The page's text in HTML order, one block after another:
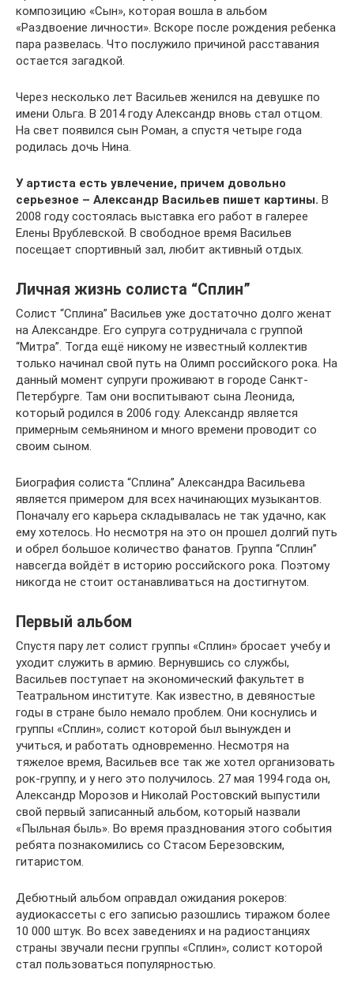
композицию «Сын», которая вошла в альбом
«Раздвоение личности». Вскоре после рождения ребенка
пара развелась. Что послужило причиной расставания
остается загадкой.
Через несколько лет Васильев женился на девушке по
имени Ольга. В 2014 году Александр вновь стал отцом.
На свет появился сын Роман, а спустя четыре года
родилась дочь Нина.
У артиста есть увлечение, причем довольно
серьезное – Александр Васильев пишет картины. В
2008 году состоялась выставка его работ в галерее
Елены Врублевской. В свободное время Васильев
посещает спортивный зал, любит активный отдых.
Личная жизнь солиста “Сплин”
Солист “Сплина” Васильев уже достаточно долго женат
на Александре. Его супруга сотрудничала с группой
“Митра”. Тогда ещё никому не известный коллектив
только начинал свой путь на Олимп российского рока. На
данный момент супруги проживают в городе Санкт-
Петербурге. Там они воспитывают сына Леонида,
который родился в 2006 году. Александр является
примерным семьянином и много времени проводит со
своим сыном.
Биография солиста “Сплина” Александра Васильева
является примером для всех начинающих музыкантов.
Поначалу его карьера складывалась не так удачно, как
ему хотелось. Но несмотря на это он прошел долгий путь
и обрел большое количество фанатов. Группа “Сплин”
навсегда войдёт в историю российского рока. Поэтому
никогда не стоит останавливаться на достигнутом.
Первый альбом
Спустя пару лет солист группы «Сплин» бросает учебу и
уходит служить в армию. Вернувшись со службы,
Васильев поступает на экономический факультет в
Театральном институте. Как известно, в девяностые
годы в стране было немало проблем. Они коснулись и
группы «Сплин», солист которой был вынужден и
учиться, и работать одновременно. Несмотря на
тяжелое время, Васильев все так же хотел организовать
рок-группу, и у него это получилось. 27 мая 1994 года он,
Александр Морозов и Николай Ростовский выпустили
свой первый записанный альбом, который назвали
«Пыльная быль». Во время празднования этого события
ребята познакомились со Стасом Березовским,
гитаристом.
Дебютный альбом оправдал ожидания рокеров:
аудиокассеты с его записью разошлись тиражом более
10 000 штук. Во всех заведениях и на радиостанциях
страны звучали песни группы «Сплин», солист которой
стал пользоваться популярностью.